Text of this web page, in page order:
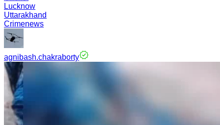
Lucknow
Uttarakhand
Crimenews
agnibash.chakraborty